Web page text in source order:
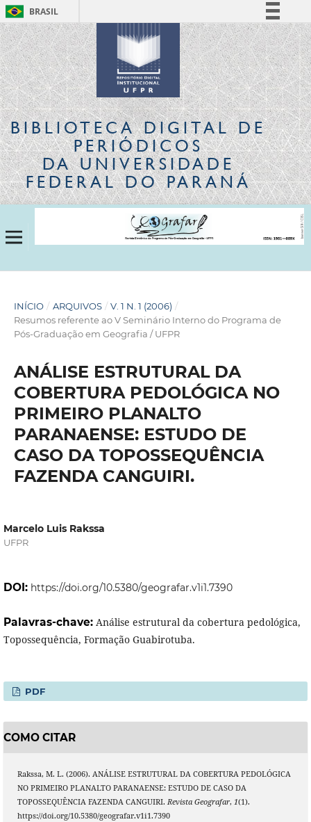
BRASIL
Simplifique!
Comunica BR
Participe
Acesso à informação
Legislação
Canais
BIBLIOTECA DIGITALDE
PERIÓDICOS
DA UNIVERSIDADE
FEDERAL DO PARANÁ
INÍCIO / ARQUIVOS / V. 1 N. 1 (2006) /
Resumos referente ao V Seminário Interno do Programa de
Pós-Graduação em Geografia / UFPR
ANÁLISE ESTRUTURAL DA
COBERTURA PEDOLÓGICA NO
PRIMEIRO PLANALTO
PARANAENSE: ESTUDO DE
CASO DA TOPOSSEQUÊNCIA
FAZENDA CANGUIRI.
Marcelo Luis Rakssa
UFPR
DOI: https://doi.org/10.5380/geografar.v1i1.7390
Palavras-chave: Análise estrutural da cobertura pedológica,
Topossequência, Formação Guabirotuba.
PDF
COMO CITAR
Rakssa, M. L. (2006). ANÁLISE ESTRUTURAL DA COBERTURA PEDOLÓGICA
NO PRIMEIRO PLANALTO PARANAENSE: ESTUDO DE CASO DA
TOPOSSEQUÊNCIA FAZENDA CANGUIRI. Revista Geografar, 1(1).
https://doi.org/10.5380/geografar.v1i1.7390